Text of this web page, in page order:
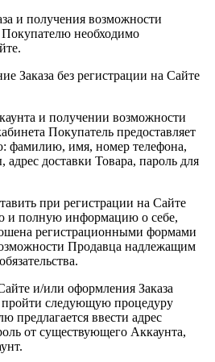
и получения возможности
необходимо
Заказа без регистрации на Сайте
и получении возможности
Покупатель предоставляет
имя, номер телефона,
адрес доставки Товара, пароль для
при регистрации на Сайте
и полную информацию о себе,
регистрационными формами
Продавца надлежащим
и/или оформления Заказа
следующую процедуру
предлагается ввести адрес
от существующего Аккаунта,